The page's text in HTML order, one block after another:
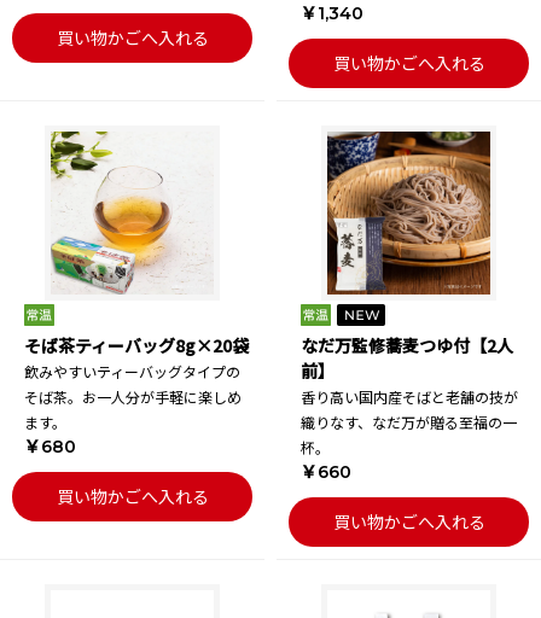
買い物かごへ入れる
￥1,340
買い物かごへ入れる
そば茶ティーバッグ8g×20袋
飲みやすいティーバッグタイプの
そば茶。お一人分が手軽に楽しめ
ます。
￥680
買い物かごへ入れる
なだ万監修蕎麦つゆ付【2人
前】
香り高い国内産そばと老舗の技が
織りなす、なだ万が贈る至福の一
杯。
￥660
買い物かごへ入れる